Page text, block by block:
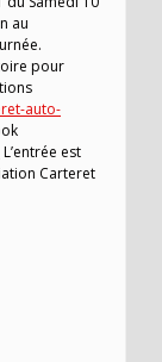
au
pour
auto-
L’entrée est
Carteret